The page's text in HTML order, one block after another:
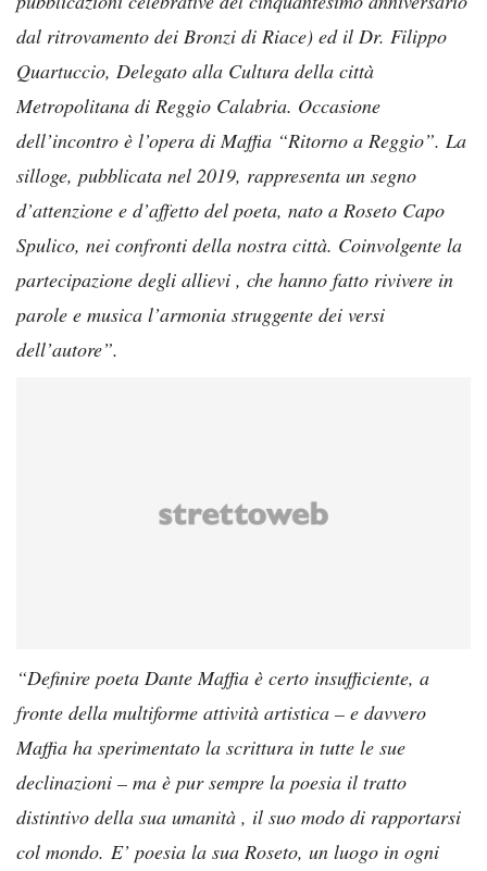
dal ritrovamento dei Bronzi di Riace) ed il Dr. Filippo
Quartuccio, Delegato alla Cultura della città
Metropolitana di Reggio Calabria. Occasione
dell’incontro è l’opera di Maffia “Ritorno a Reggio”. La
silloge, pubblicata nel 2019, rappresenta un segno
d’attenzione e d’affetto del poeta, nato a Roseto Capo
Spulico, nei confronti della nostra città. Coinvolgente la
partecipazione degli allievi , che hanno fatto rivivere in
parole e musica l’armonia struggente dei versi
dell’autore”.
“Definire poeta Dante Maffia è certo insufficiente, a
fronte della multiforme attività artistica – e davvero
Maffia ha sperimentato la scrittura in tutte le sue
declinazioni – ma è pur sempre la poesia il tratto
distintivo della sua umanità , il suo modo di rapportarsi
col mondo. E’ poesia la sua Roseto, un luogo in ogni